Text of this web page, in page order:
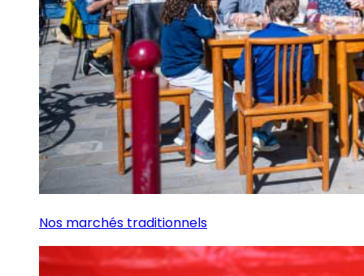
Nos marchés traditionnels